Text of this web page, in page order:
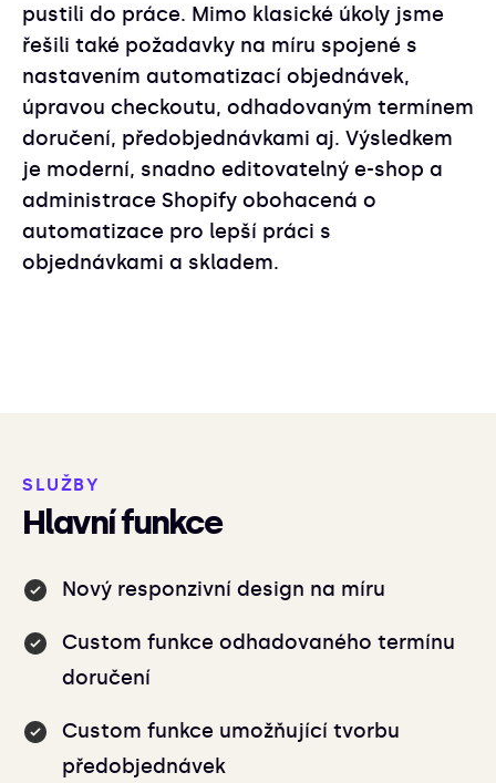
pustili do práce. Mimo klasické úkoly jsme
řešili také požadavky na míru spojené s
nastavením automatizací objednávek,
úpravou checkoutu, odhadovaným termínem
doručení, předobjednávkami aj. Výsledkem
je moderní, snadno editovatelný e-shop a
administrace Shopify obohacená o
automatizace pro lepší práci s
objednávkami a skladem.
SLUŽBY
Hlavní funkce
Nový responzivní design na míru
Custom funkce odhadovaného termínu
doručení
Custom funkce umožňující tvorbu
předobjednávek